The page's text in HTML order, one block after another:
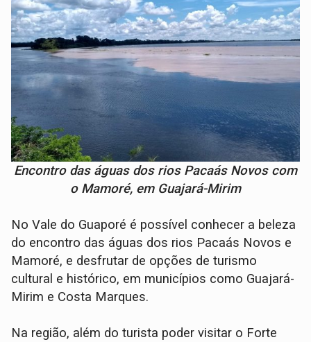
Encontro das águas dos rios Pacaás Novos com
o Mamoré, em Guajará-Mirim
No Vale do Guaporé é possível conhecer a beleza
do encontro das águas dos rios Pacaás Novos e
Mamoré, e desfrutar de opções de turismo
cultural e histórico, em municípios como Guajará-
Mirim e Costa Marques.
Na região, além do turista poder visitar o Forte